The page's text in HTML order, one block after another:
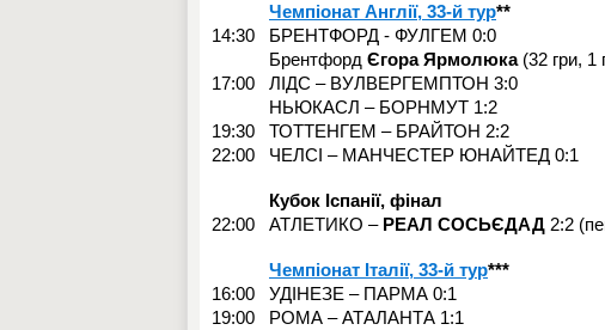
Чемпіонат Англії, 33-й тур**
14:30 БРЕНТФОРД - ФУЛГЕМ 0:0
Брентфорд Єгора Ярмолюка(32 гри, 1
17:00 ЛІДС – ВУЛВЕРГЕМПТОН 3:0
НЬЮКАСЛ – БОРНМУТ 1:2
19:30 ТОТТЕНГЕМ – БРАЙТОН 2:2
22:00 ЧЕЛСІ – МАНЧЕСТЕР ЮНАЙТЕД 0:1
Кубок Іспанії, фінал
22:00 АТЛЕТИКО – РЕАЛ СОСЬЄДАД 2:2
Чемпіонат Італії, 33-й тур***
16:00 УДІНЕЗЕ – ПАРМА 0:1
19:00 РОМА – АТАЛАНТА 1:1